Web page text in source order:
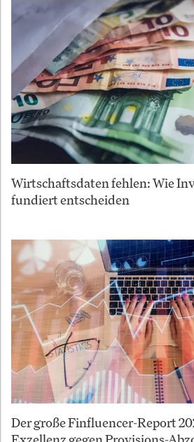
Wirtschaftsdaten fehlen: Wie
fundiert entscheiden
Der große Finfluencer-Report